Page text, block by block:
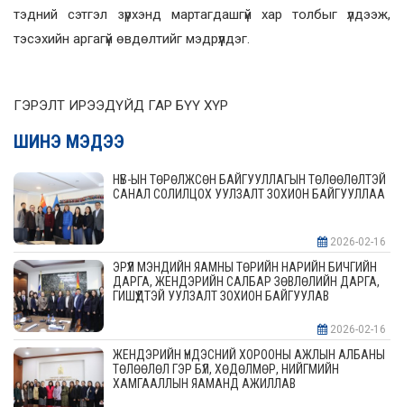
тэдний сэтгэл зүрхэнд мартагдашгүй хар толбыг үлдээж,
тэсэхийн аргагүй өвдөлтийг мэдрүүлдэг.
ГЭРЭЛТ ИРЭЭДҮЙД ГАР БҮҮ ХҮР
ШИНЭ МЭДЭЭ
НҮБ-ЫН ТӨРӨЛЖСӨН БАЙГУУЛЛАГЫН ТӨЛӨӨЛӨЛТЭЙ
САНАЛ СОЛИЛЦОХ УУЛЗАЛТ ЗОХИОН БАЙГУУЛЛАА
2026-02-16
ЭРҮҮЛ МЭНДИЙН ЯАМНЫ ТӨРИЙН НАРИЙН БИЧГИЙН
ДАРГА, ЖЕНДЭРИЙН САЛБАР ЗӨВЛӨЛИЙН ДАРГА,
ГИШҮҮДТЭЙ УУЛЗАЛТ ЗОХИОН БАЙГУУЛАВ
2026-02-16
ЖЕНДЭРИЙН ҮНДЭСНИЙ ХОРООНЫ АЖЛЫН АЛБАНЫ
ТӨЛӨӨЛӨЛ ГЭР БҮЛ, ХӨДӨЛМӨР, НИЙГМИЙН
ХАМГААЛЛЫН ЯАМАНД АЖИЛЛАВ